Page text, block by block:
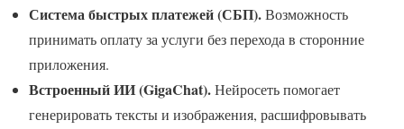
Система быстрых платежей (СБП).Возможность
принимать оплату за услуги без перехода в сторонние
приложения.
Встроенный ИИ (GigaChat).Нейросеть помогает
генерировать тексты и изображения, расшифровывать